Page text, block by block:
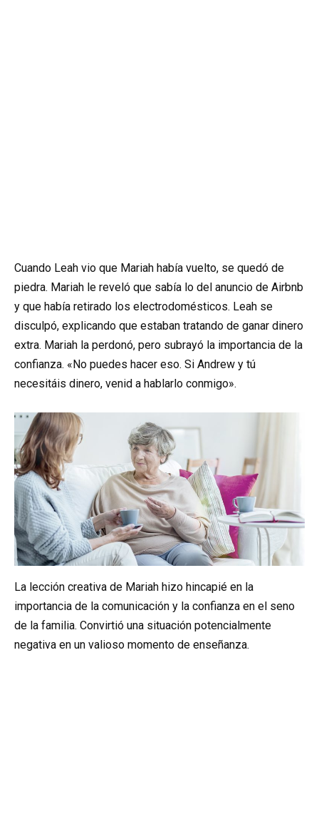
Cuando Leah vio que Mariah había vuelto, se quedó de
piedra. Mariah le reveló que sabía lo del anuncio de Airbnb
y que había retirado los electrodomésticos. Leah se
disculpó, explicando que estaban tratando de ganar dinero
extra. Mariah la perdonó, pero subrayó la importancia de la
confianza. «No puedes hacer eso. Si Andrew y tú
necesitáis dinero, venid a hablarlo conmigo».
La lección creativa de Mariah hizo hincapié en la
importancia de la comunicación y la confianza en el seno
de la familia. Convirtió una situación potencialmente
negativa en un valioso momento de enseñanza.